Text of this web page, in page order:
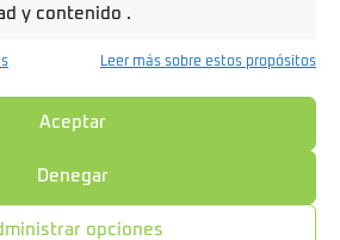
y contenido .
Leer más sobre estos propósitos
Aceptar
Denegar
opciones